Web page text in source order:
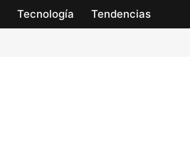
Tecnología Tendencias